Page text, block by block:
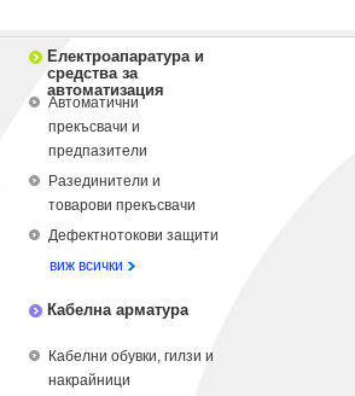
Електроапаратура и
средства за
автоматизация
Автоматични
прекъсвачи и
предпазители
Разединители и
товарови прекъсвачи
Дефектнотокови защити
виж всички
Кабелна арматура
Кабелни обувки, гилзи и
накрайници